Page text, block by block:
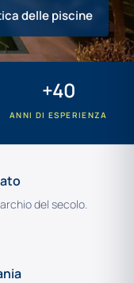
delle piscine
+40
ANNI DI ESPERIENZA
del secolo.